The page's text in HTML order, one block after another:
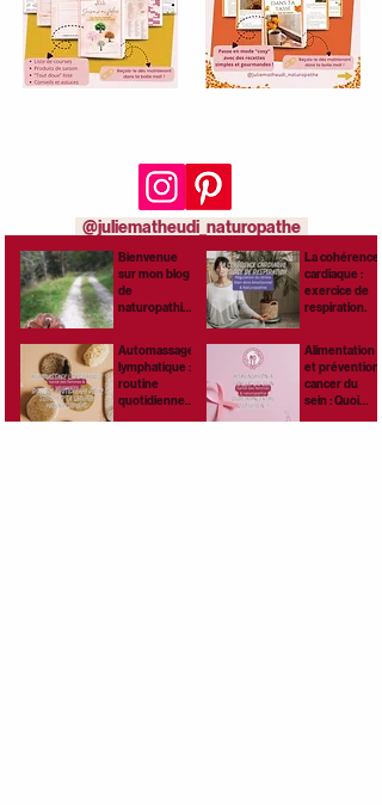
@juliematheudi_naturopathe
Bienvenue
sur mon blog
de
naturopathie,
bien-être !
La cohérence
cardiaque :
exercice de
respiration.
Automassage
lymphatique :
routine
quotidienne
Alimentation
et prévention
cancer du
sein : Quoi